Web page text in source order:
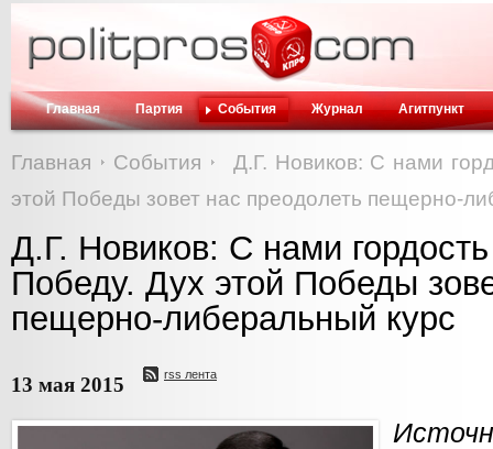
Главная Партия События Журнал Агитпункт
Главная События
Д.Г. Новиков: С нами
этой Победы зовет нас преодолеть пещерно-
Д.Г. Новиков: С нами
Победу. Дух этой Победы
пещерно-либеральный курс
13 мая 2015 rss лента